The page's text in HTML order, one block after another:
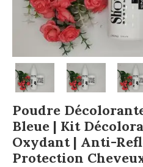
Poudre
Bleue | Kit
Oxydant | Anti-
Protection